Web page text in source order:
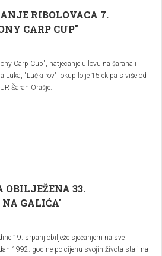
RIBOLOVACA 7.
CARP CUP"
Carp Cup", natjecanje u lovu na šarana i
Luka, "Lučki rov", okupilo je 15 ekipa s više od
Šaran Orašje.
OBILJEŽENA 33.
GALIĆA"
19. srpanj obilježe sjećanjem na sve
1992. godine po cijenu svojih života stali na